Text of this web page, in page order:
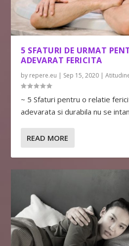
5 SFATURI DE URMAT
ADEVARAT FERICITA
by repere.eu | Sep 15, 2020 |
~ 5 Sfaturi pentru o relatie
adevarata si durabila nu se
READ MORE